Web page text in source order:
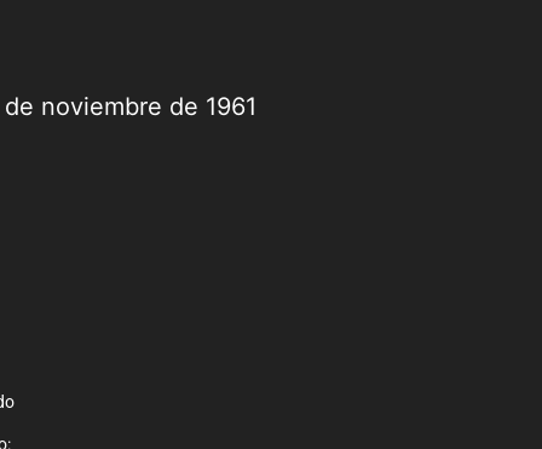
noviembre de 1961